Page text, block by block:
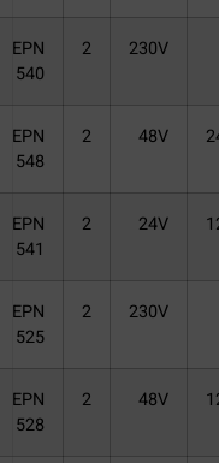
230V
EPN
540
48V
EPN
548
24V
EPN
541
230V
EPN
525
48V
EPN
528